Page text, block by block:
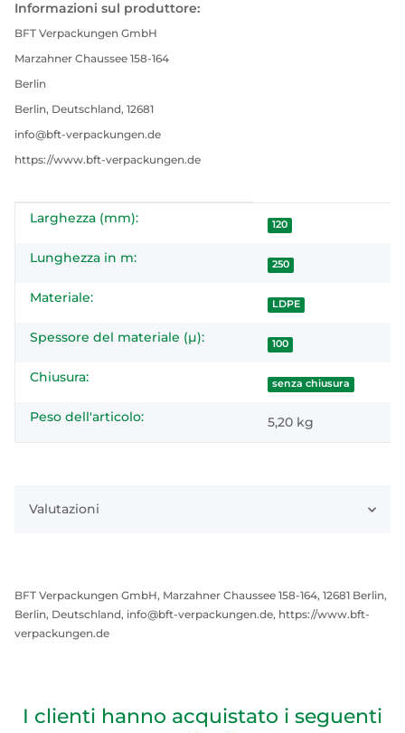
Informazioni sul produttore:
BFT Verpackungen GmbH
Marzahner Chaussee 158-164
Berlin
Berlin, Deutschland, 12681
info@bft-verpackungen.de
https://www.bft-verpackungen.de
#productDetails.itemInformation#
#productDetails.itemValue#
Larghezza (mm): 120
Lunghezza in m: 250
Materiale: LDPE
Spessore del materiale (µ): 100
Chiusura: senza chiusura
Peso dell'articolo: 5,20 kg
Valutazioni
BFT Verpackungen GmbH, Marzahner Chaussee 158-164, 12681 Berlin,
Berlin, Deutschland, info@bft-verpackungen.de, https://www.bft-
verpackungen.de
I clienti hanno acquistato i seguenti